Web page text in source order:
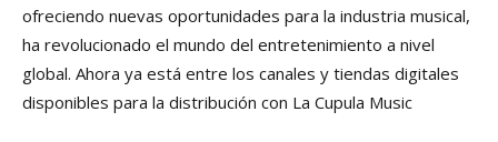
ofreciendo nuevas oportunidades para la industria musical,
ha revolucionado el mundo del entretenimiento a nivel
global. Ahora ya está entre los canales y tiendas digitales
disponibles para la distribución con La Cupula Music